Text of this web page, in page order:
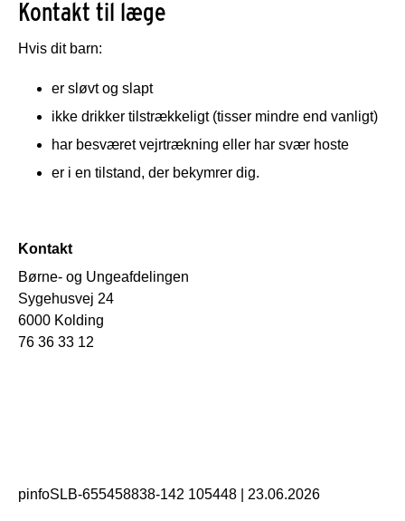
Kontakt til læge
Hvis dit barn:
er sløvt og slapt
ikke drikker tilstrækkeligt (tisser mindre end vanligt)
har besværet vejrtrækning eller har svær hoste
er i en tilstand, der bekymrer dig.
Kontakt
Børne- og Ungeafdelingen
Sygehusvej 24
6000 Kolding
76 36 33 12
pinfoSLB-655458838-142 105448 23.06.2026